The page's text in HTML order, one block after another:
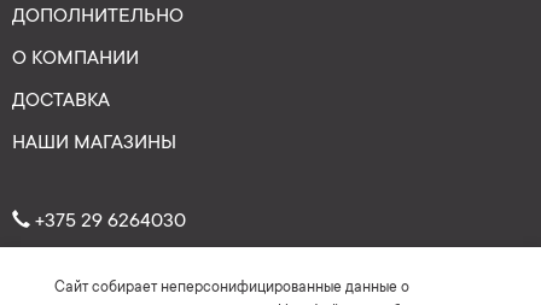
ДОПОЛНИТЕЛЬНО
О КОМПАНИИ
ДОСТАВКА
НАШИ МАГАЗИНЫ
+375 29 6264030
Рейтинг: 4.7 ★ ★★ ★★
Сайт собирает неперсонифицированные данные о